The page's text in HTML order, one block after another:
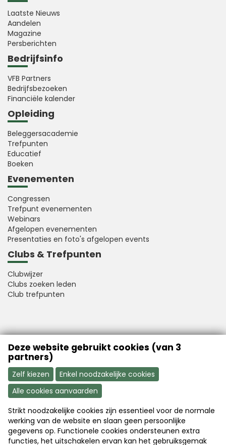
Laatste Nieuws
Aandelen
Magazine
Persberichten
Bedrijfsinfo
VFB Partners
Bedrijfsbezoeken
Financiële kalender
Opleiding
Beleggersacademie
Trefpunten
Educatief
Boeken
Evenementen
Congressen
Trefpunt evenementen
Webinars
Afgelopen evenementen
Presentaties en foto's afgelopen events
Clubs & Trefpunten
Clubwijzer
Clubs zoeken leden
Club trefpunten
VFB is a member of Better Finance
Aanmelden Word nu lid
Deze website gebruikt cookies (van 3
partners)
Zelf kiezen
Enkel noodzakelijke cookies
Alle cookies aanvaarden
Strikt noodzakelijke cookies zijn essentieel voor de normale
werking van de website en slaan geen persoonlijke
gegevens op. Functionele cookies ondersteunen extra
functies, het uitschakelen ervan kan het gebruiksgemak